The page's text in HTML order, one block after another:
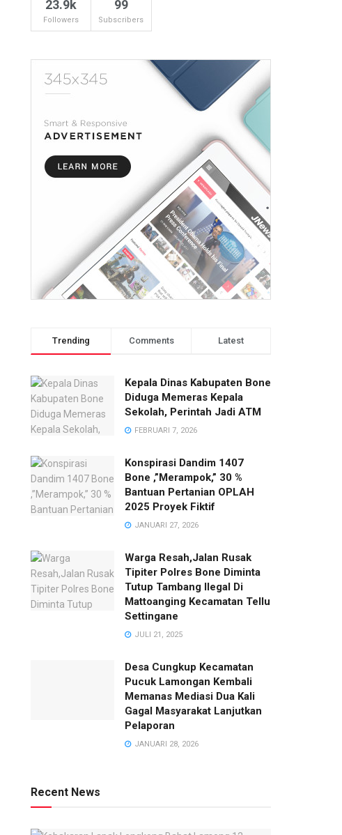
23.9k
Followers
99
Subscribers
Trending Comments Latest
Kepala Dinas Kabupaten Bone
Diduga Memeras Kepala
Sekolah, Perintah Jadi ATM
FEBRUARI 7, 2026
Konspirasi Dandim 1407
Bone ,”Merampok,” 30 %
Bantuan Pertanian OPLAH
2025 Proyek Fiktif
JANUARI 27, 2026
Warga Resah,Jalan Rusak
Tipiter Polres Bone Diminta
Tutup Tambang Ilegal Di
Mattoanging Kecamatan Tellu
Settingane
JULI 21, 2025
Desa Cungkup Kecamatan
Pucuk Lamongan Kembali
Memanas Mediasi Dua Kali
Gagal Masyarakat Lanjutkan
Pelaporan
JANUARI 28, 2026
Recent News